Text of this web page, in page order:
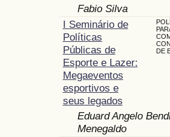
Fabio Silva
I Seminário de
Políticas
Públicas de
Esporte e Lazer:
Megaeventos
esportivos e
seus legados
DE
Eduard Angelo
Menegaldo